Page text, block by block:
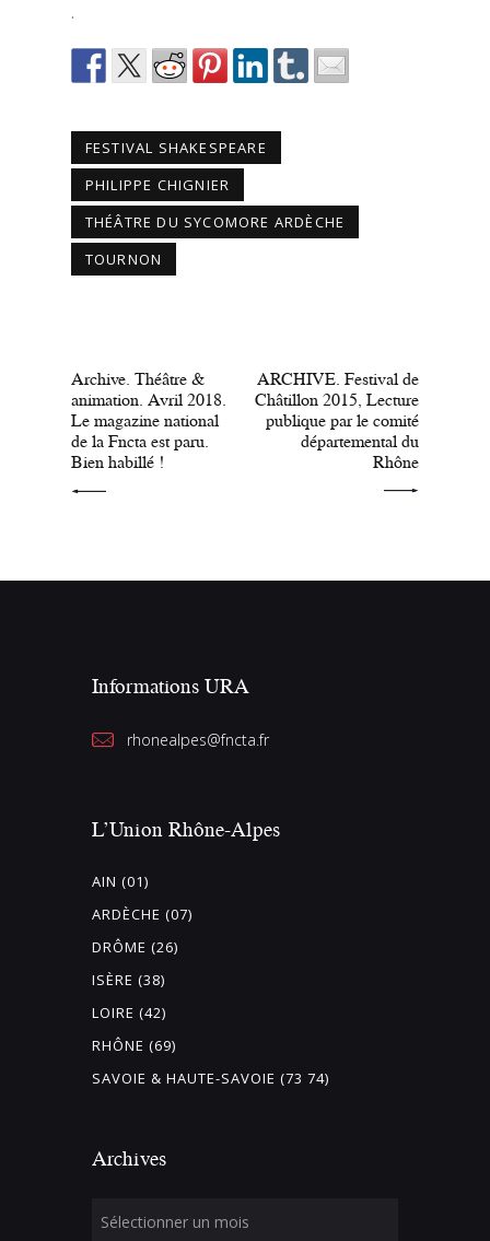
.
FESTIVAL SHAKESPEARE
PHILIPPE CHIGNIER
THÉÂTRE DU SYCOMORE ARDÈCHE
TOURNON
Archive. Théâtre &
animation. Avril 2018.
Le magazine national
de la Fncta est paru.
Bien habillé !
ARCHIVE. Festival de
Châtillon 2015, Lecture
publique par le comité
départemental du
Rhône
Informations URA
rhonealpes@fncta.fr
L’Union Rhône-Alpes
AIN (01)
ARDÈCHE (07)
DRÔME (26)
ISÈRE (38)
LOIRE (42)
RHÔNE (69)
SAVOIE & HAUTE-SAVOIE (73 74)
Archives